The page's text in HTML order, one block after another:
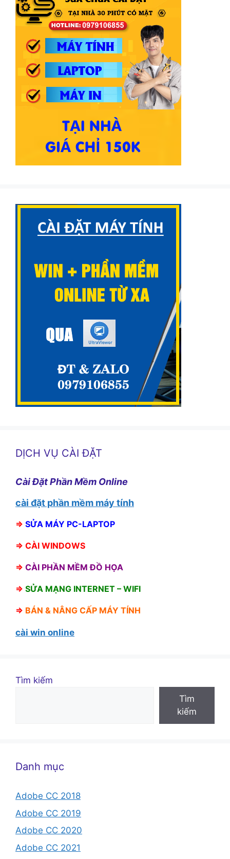
DỊCH VỤ CÀI ĐẶT
Cài Đặt Phần Mềm Online
cài đặt phần mềm máy tính
⇒ SỬA MÁY PC-LAPTOP
⇒ CÀI WINDOWS
⇒ CÀI PHẦN MỀM ĐỒ HỌA
⇒ SỬA MẠNG INTERNET – WIFI
⇒ BÁN & NÂNG CẤP MÁY TÍNH
cài win online
Tìm kiếm
Tìm
kiếm
Danh mục
Adobe CC 2018
Adobe CC 2019
Adobe CC 2020
Adobe CC 2021